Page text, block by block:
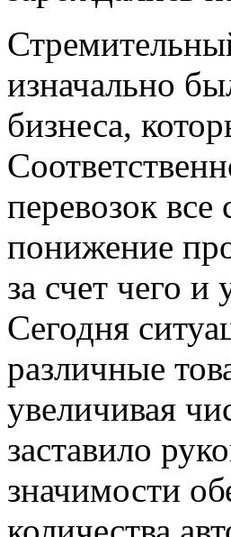
изначально
бизнеса,
перевозок
понижение
за счет чего и
Сегодня
различные
увеличивая
заставило
значимости